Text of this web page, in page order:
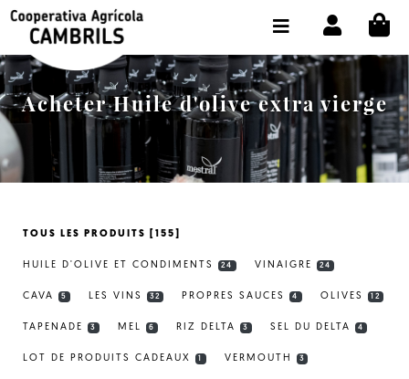
Acheter Huile d'olive extra vierge
TOUS LES PRODUITS [155]
HUILE D'OLIVE ET CONDIMENTS 24 VINAIGRE 24
CAVA 5 LES VINS 32 PROPRES SAUCES 4 OLIVES 12
TAPENADE 3 MEL 6 RIZ DELTA 3 SEL DU DELTA 4
LOT DE PRODUITS CADEAUX VERMOUTH 3
BOUTIQUE ACHETER EN LIGNE
LA COOPÉRATIVE
OLEOTOUR
PRODUITS
NOTRE HUILE
CHOISIR LA LANGUE: FR